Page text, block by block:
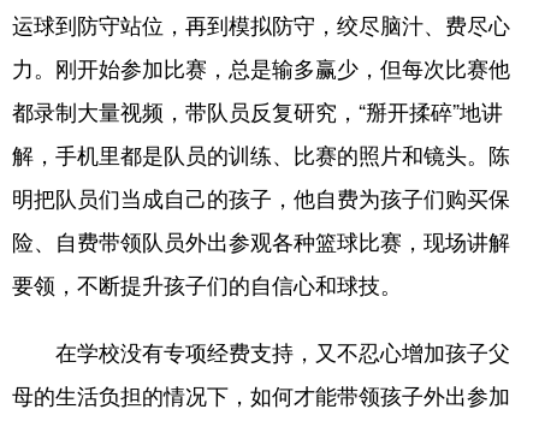
运球到防守站位，再到模拟防守，绞尽脑汁、费尽心
力。刚开始参加比赛，总是输多赢少，但每次比赛他
都录制大量视频，带队员反复研究，“掰开揉碎”地讲
解，手机里都是队员的训练、比赛的照片和镜头。陈
明把队员们当成自己的孩子，他自费为孩子们购买保
险、自费带领队员外出参观各种篮球比赛，现场讲解
要领，不断提升孩子们的自信心和球技。
在学校没有专项经费支持，又不忍心增加孩子父
母的生活负担的情况下，如何才能带领孩子外出参加